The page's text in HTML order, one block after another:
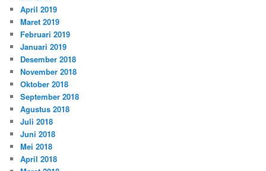
April 2019
Maret 2019
Februari 2019
Januari 2019
Desember 2018
November 2018
Oktober 2018
September 2018
Agustus 2018
Juli 2018
Juni 2018
Mei 2018
April 2018